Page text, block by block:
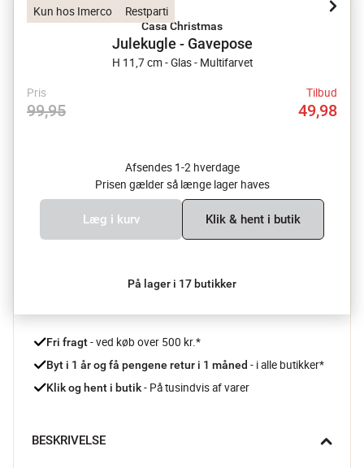
Kun hos Imerco Restparti
Casa Christmas
Julekugle - Gavepose
H 11,7 cm - Glas - Multifarvet
Pris
99,95
Tilbud
49,98
Afsendes 1-2 hverdage
Prisen gælder så længe lager haves
Læg i kurv Klik & hent i butik
På lager i 17 butikker
Fri fragt - ved køb over 500 kr.*
Byt i 1 år og få pengene retur i 1 måned - i alle butikker*
Klik og hent i butik - På tusindvis af varer
BESKRIVELSE